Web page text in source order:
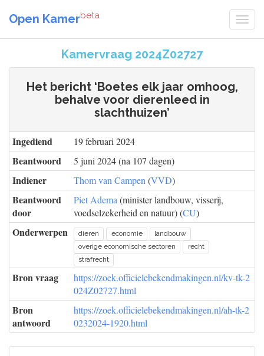
Open Kamerbeta
Kamervraag 2024Z02727
Het bericht ‘Boetes elk jaar omhoog,
behalve voor dierenleed in
slachthuizen’
Ingediend 19 februari 2024
Beantwoord 5 juni 2024 (na 107 dagen)
Indiener Thom van Campen (VVD)
Beantwoord
door
Piet Adema (minister landbouw, visserij,
voedselzekerheid en natuur) (CU)
Onderwerpen dieren economie
landbouw
overige economische sectoren
recht
strafrecht
Bron vraag
https://zoek.officielebekendmakingen.nl/kv-tk-2
024Z02727.html
Bron
antwoord
https://zoek.officielebekendmakingen.nl/ah-tk-2
0232024-1920.html